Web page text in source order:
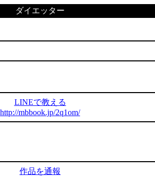
ダイエッター
LINEで教える
http://mbbook.jp/2q1om/
作品を通報